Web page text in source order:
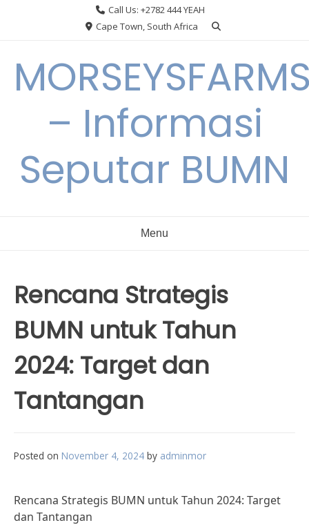
Call Us: +2782 444 YEAH
Cape Town, South Africa
– Informasi
Seputar BUMN
Menu
Rencana Strategis
BUMN untuk Tahun
2024: Target dan
Tantangan
Posted on November 4, 2024 by adminmor
Rencana Strategis BUMN untuk Tahun 2024: Target
dan Tantangan